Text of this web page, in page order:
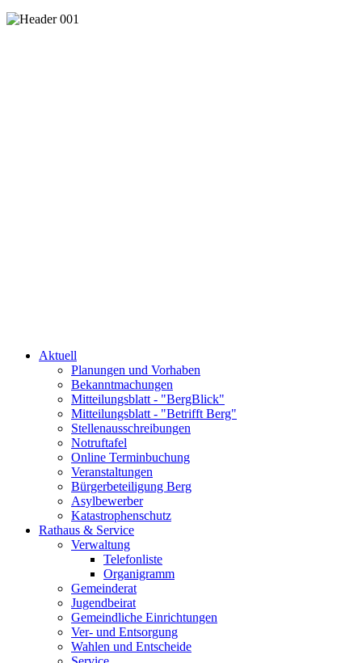
Aktuell
Planungen und Vorhaben
Bekanntmachungen
Mitteilungsblatt - "BergBlick"
Mitteilungsblatt - "Betrifft Berg"
Stellenausschreibungen
Notruftafel
Online Terminbuchung
Veranstaltungen
Bürgerbeteiligung Berg
Asylbewerber
Katastrophenschutz
Rathaus & Service
Verwaltung
Telefonliste
Organigramm
Gemeinderat
Jugendbeirat
Gemeindliche Einrichtungen
Ver- und Entsorgung
Wahlen und Entscheide